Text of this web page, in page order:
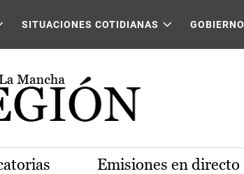
SITUACIONES COTIDIANAS GOBIERNO
Emisiones en directo